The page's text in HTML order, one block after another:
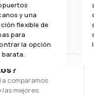
y una
flexible de
para
la opción
barata.
comparamos
mejores.